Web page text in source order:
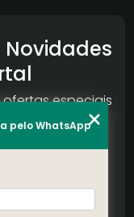
Novidades
especiais
pelo WhatsApp